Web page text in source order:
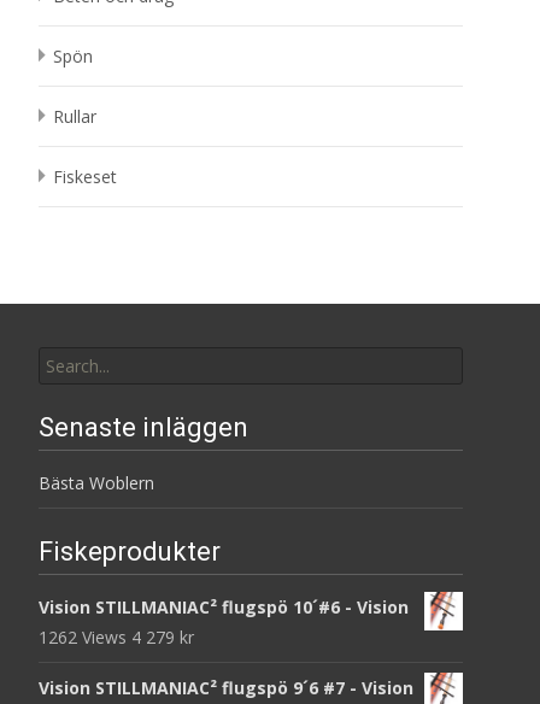
Spön
Rullar
Fiskeset
for:
Senaste inläggen
Bästa Woblern
Fiskeprodukter
Vision STILLMANIAC² flugspö 10´#6 - Vision
1262 Views 4 279 kr
Vision STILLMANIAC² flugspö 9´6 #7 - Vision